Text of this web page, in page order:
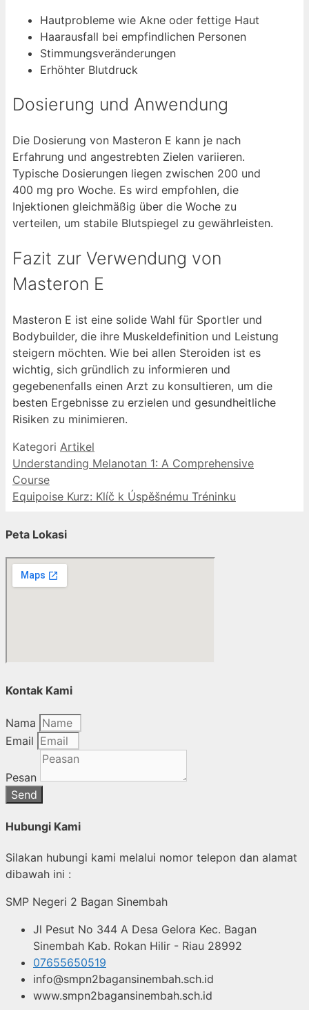
Hautprobleme wie Akne oder fettige Haut
Haarausfall bei empfindlichen Personen
Stimmungsveränderungen
Erhöhter Blutdruck
Dosierung und Anwendung
Die Dosierung von Masteron E kann je nach
Erfahrung und angestrebten Zielen variieren.
Typische Dosierungen liegen zwischen 200 und
400 mg pro Woche. Es wird empfohlen, die
Injektionen gleichmäßig über die Woche zu
verteilen, um stabile Blutspiegel zu gewährleisten.
Fazit zur Verwendung von
Masteron E
Masteron E ist eine solide Wahl für Sportler und
Bodybuilder, die ihre Muskeldefinition und Leistung
steigern möchten. Wie bei allen Steroiden ist es
wichtig, sich gründlich zu informieren und
gegebenenfalls einen Arzt zu konsultieren, um die
besten Ergebnisse zu erzielen und gesundheitliche
Risiken zu minimieren.
Kategori Artikel
Understanding Melanotan 1: A Comprehensive
Course
Equipoise Kurz: Klíč k Úspěšnému Tréninku
Peta Lokasi
Kontak Kami
Nama
Email
Pesan
Send
Hubungi Kami
Silakan hubungi kami melalui nomor telepon dan alamat
dibawah ini :
SMP Negeri 2 Bagan Sinembah
Jl Pesut No 344 A Desa Gelora Kec. Bagan
Sinembah Kab. Rokan Hilir - Riau 28992
07655650519
info@smpn2bagansinembah.sch.id
www.smpn2bagansinembah.sch.id